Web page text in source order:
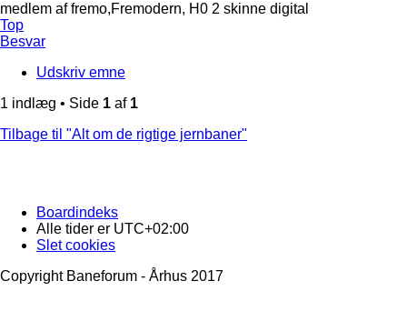
medlem af fremo,Fremodern, H0 2 skinne digital
Top
Besvar
Udskriv emne
1 indlæg • Side 1 af 1
Tilbage til "Alt om de rigtige jernbaner"
Boardindeks
Alle tider er UTC+02:00
Slet cookies
Copyright Baneforum - Århus 2017